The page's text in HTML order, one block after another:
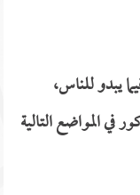
يبدو للناس،
في المواضع التالية